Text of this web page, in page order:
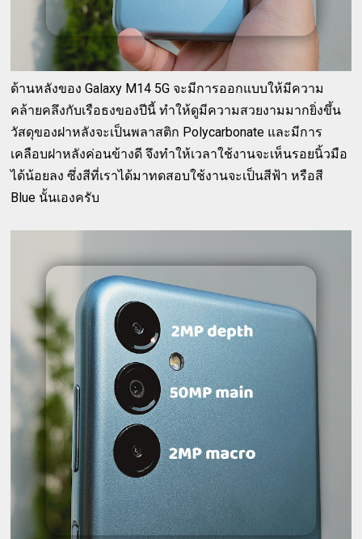
ด้านหลังของ Galaxy M14 5G จะมีการออกแบบให้มีความ
คล้ายคลึงกับเรือธงของปีนี้ ทำให้ดูมีความสวยงามมากยิ่งขึ้น
วัสดุของฝาหลังจะเป็นพลาสติก Polycarbonate และมีการ
เคลือบฝาหลังค่อนข้างดี จึงทำให้เวลาใช้งานจะเห็นรอยนิ้วมือ
ได้น้อยลง ซึ่งสีที่เราได้มาทดสอบใช้งานจะเป็นสีฟ้า หรือสี
Blue นั้นเองครับ